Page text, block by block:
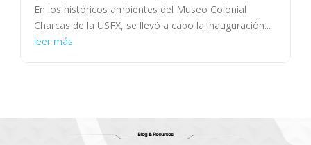
En los históricos ambientes del Museo Colonial
Charcas de la USFX, se llevó a cabo la inauguración...
leer más